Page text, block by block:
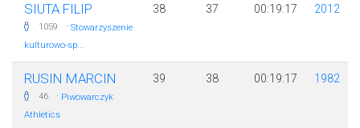
SIUTA FILIP
1059 · Stowarzyszenie
kulturowo-sp...
38 37 00:19:17 2012
RUSIN MARCIN
46 · Piwowarczyk
Athletics
39 38 00:19:17 1982